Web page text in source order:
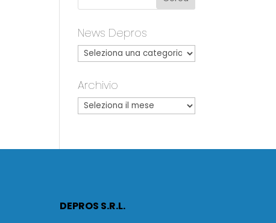
News Depros
Archivio
DEPROS S.R.L.